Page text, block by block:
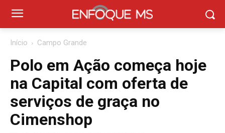
Início Campo Grande
Polo em Ação começa hoje
na Capital com oferta de
serviços de graça no
Cimenshop